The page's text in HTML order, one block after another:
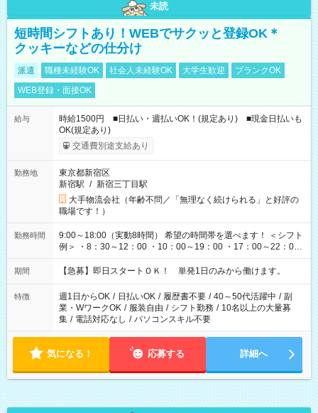
未読
短時間シフトあり！WEBでサクッと登録OK＊
クッキーなどの仕分け
派遣 職種未経験OK 社会人未経験OK 大学生歓迎
ブランクOK
WEB登録・面接OK
給与
時給1500円 ■日払い・週払いOK！(規定あり) ■現金日払いも
OK(規定あり)
交通費別途支給あり
勤務地
東京都新宿区
新宿駅 / 新宿三丁目駅
大手物流会社（年齢不問／「無理なく続けられる」と好評の
職場です！）
勤務時間
9:00～18:00（実動8時間） 希望の時間帯を選べます！ ＜シフト
例＞ ・8：30～12：00 ・10：00～19：00 ・17：00～22：00
・13：00～22：00 ・22：00～翌6：00 など
期間 【急募】即日スタートＯＫ！ 単発1日のみから働けます。
特徴 週1日からOK / 日払いOK / 履歴書不要 / 40～50代活躍中 / 副
業・WワークOK / 服装自由 / シフト勤務 / 10名以上の大量募
集 / 電話対応なし / パソコンスキル不要
気になる！ 応募する 詳細へ